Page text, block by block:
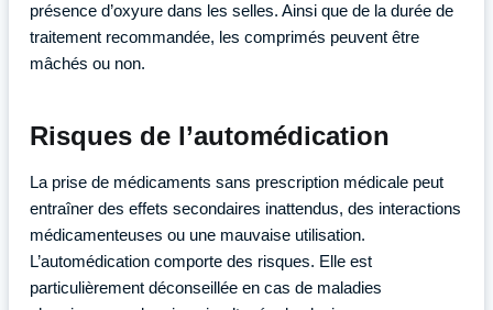
présence d’oxyure dans les selles. Ainsi que de la durée de
traitement recommandée, les comprimés peuvent être
mâchés ou non.
Risques de l’automédication
La prise de médicaments sans prescription médicale peut
entraîner des effets secondaires inattendus, des interactions
médicamenteuses ou une mauvaise utilisation.
L’automédication comporte des risques. Elle est
particulièrement déconseillée en cas de maladies